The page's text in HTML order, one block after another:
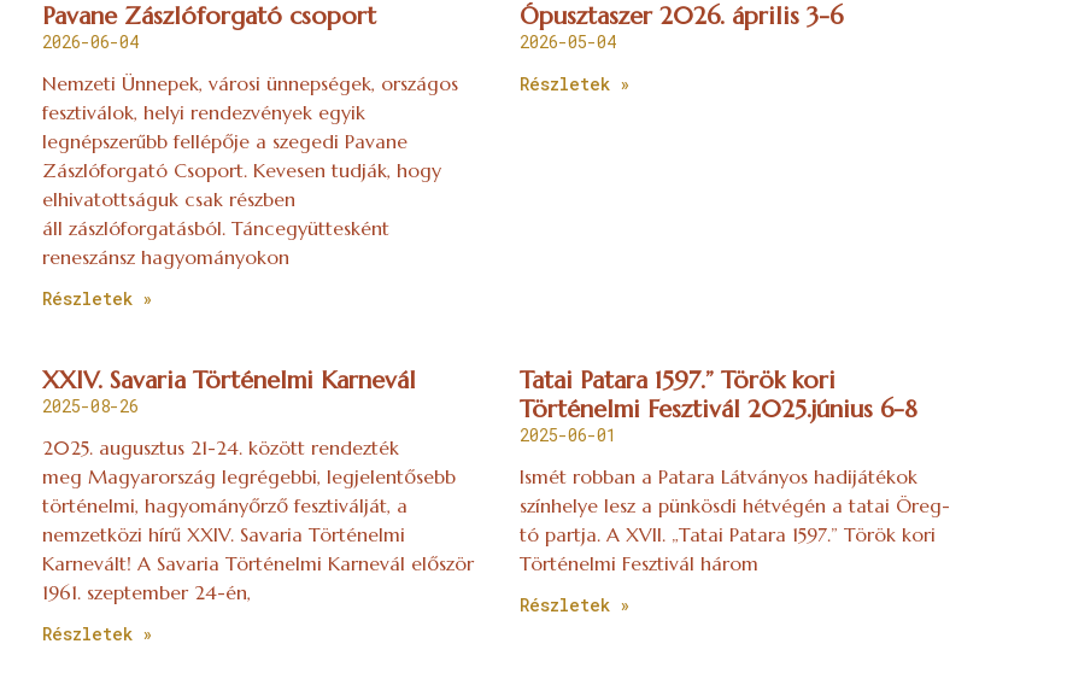
Pavane Zászlóforgató csoport
2026-06-04
Nemzeti Ünnepek, városi ünnepségek, országos
fesztiválok, helyi rendezvények egyik
legnépszerűbb fellépője a szegedi Pavane
Zászlóforgató Csoport. Kevesen tudják, hogy
elhivatottságuk csak részben
áll zászlóforgatásból. Táncegyüttesként
reneszánsz hagyományokon
Részletek »
Ópusztaszer 2026. április 3-6
2026-05-04
Részletek »
XXIV. Savaria Történelmi Karnevál
2025-08-26
2025. augusztus 21-24. között rendezték
meg Magyarország legrégebbi, legjelentősebb
történelmi, hagyományőrző fesztiválját, a
nemzetközi hírű XXIV. Savaria Történelmi
Karnevált! A Savaria Történelmi Karnevál először
1961. szeptember 24-én,
Részletek »
Tatai Patara 1597.” Török kori
Történelmi Fesztivál 2025.június 6-8
2025-06-01
Ismét robban a Patara Látványos hadijátékok
színhelye lesz a pünkösdi hétvégén a tatai Öreg-
tó partja. A XVII. „Tatai Patara 1597.” Török kori
Történelmi Fesztivál három
Részletek »